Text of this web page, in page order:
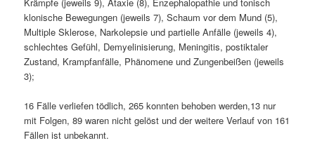
klonische Bewegungen (jeweils 7), Schaum vor dem Mund (5),
Multiple Sklerose, Narkolepsie und partielle Anfälle (jeweils 4),
schlechtes Gefühl, Demyelinisierung, Meningitis, postiktaler
Zustand, Krampfanfälle, Phänomene und Zungenbeißen (jeweils
3);
16 Fälle verliefen tödlich, 265 konnten behoben werden,13 nur
mit Folgen, 89 waren nicht gelöst und der weitere Verlauf von 161
Fällen ist unbekannt.